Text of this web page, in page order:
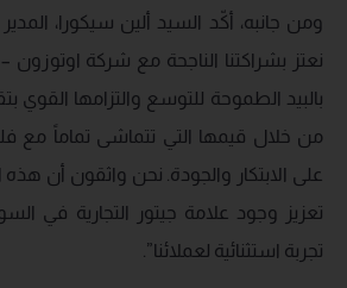
ومن جانبه، أكّد السيد ألين سيكورا،
نعتز بشراكتنا الناجحة مع شركة اوتوزون –
بالبيد الطموحة للتوسع والتزامها القوي
من خلال قيمها التي تتماشى تماماً مع
على الابتكار والجودة. نحن واثقون أن
تعزيز وجود علامة جيتور التجارية في
تجربة استثنائية لعملائنا”.